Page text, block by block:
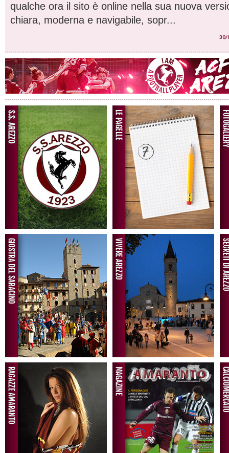
qualche ora il sito è online nella sua nuova
chiara, moderna e navigabile, sopr...
30/